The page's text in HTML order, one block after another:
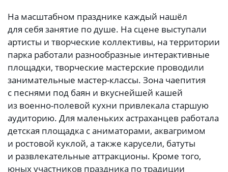
На масштабном празднике каждый нашёл
для себя занятие по душе. На сцене выступали
артисты и творческие коллективы, на территории
парка работали разнообразные интерактивные
площадки, творческие мастерские проводили
занимательные мастер-классы. Зона чаепития
с песнями под баян и вкуснейшей кашей
из военно-полевой кухни привлекала старшую
аудиторию. Для маленьких астраханцев работала
детская площадка с аниматорами, аквагримом
и ростовой куклой, а также карусели, батуты
и развлекательные аттракционы. Кроме того,
юных участников праздника по традиции